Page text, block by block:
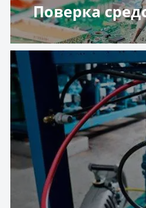
Поверка
Подробнее